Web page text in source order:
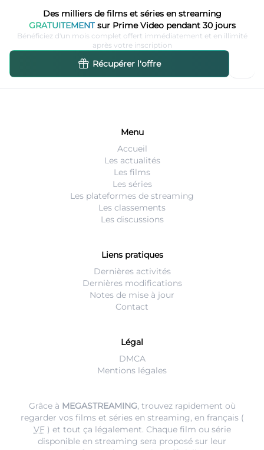
Des milliers de films et séries en streaming
GRATUITEMENTsur Prime Video pendant 30 jours
Bénéficiez d'un mois complet offert immédiatement et en illimité
après votre inscription
Récupérer l'offre
Menu
Accueil
Les actualités
Les films
Les séries
Les plateformes de streaming
Les classements
Les discussions
Liens pratiques
Dernières activités
Dernières modifications
Notes de mise à jour
Contact
Légal
DMCA
Mentions légales
Grâce à MEGASTREAMING, trouvez rapidement où
regarder vos films et séries en streaming, en français (
VF) et tout ça légalement. Chaque film ou série
disponible en streaming sera proposé sur leur